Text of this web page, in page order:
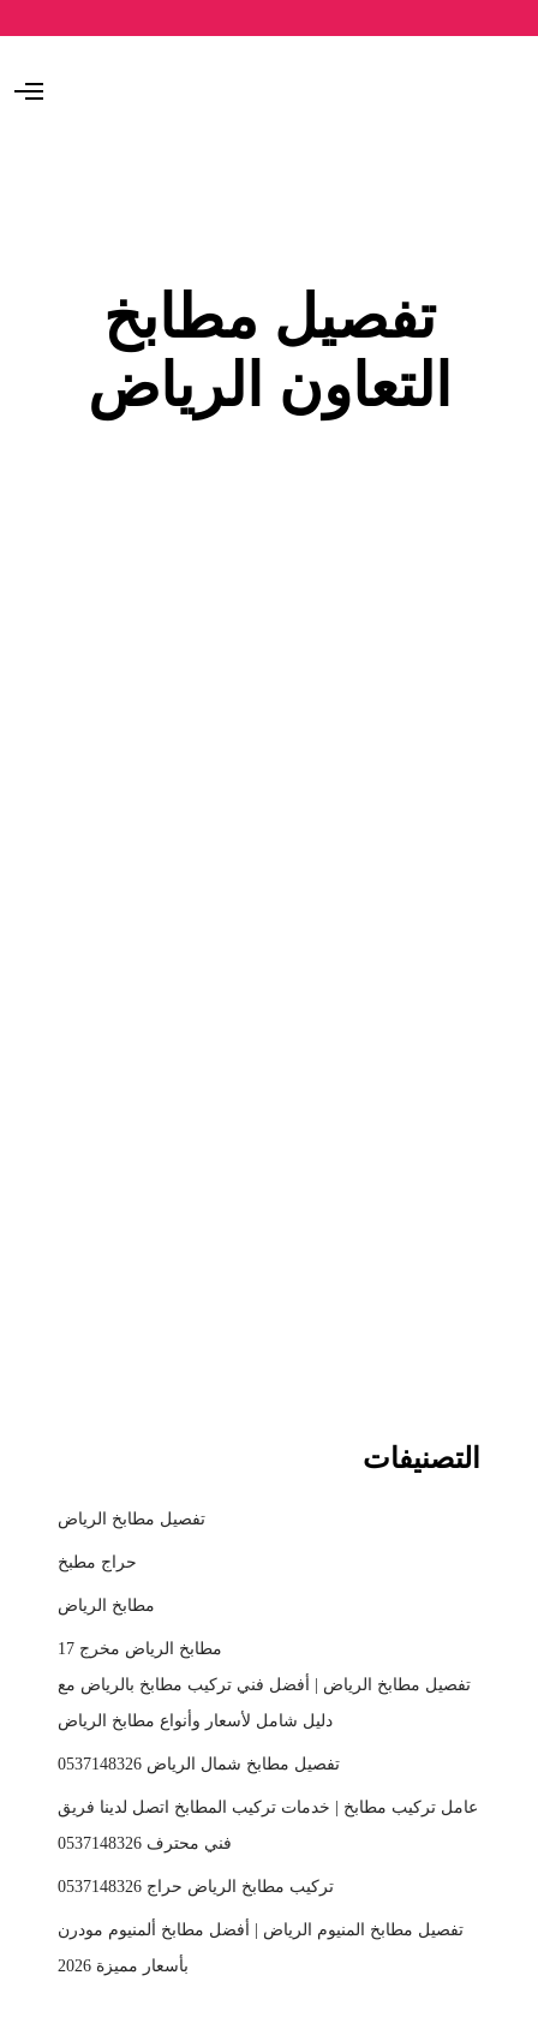
O
تفصيل مطابخ
التعاون الرياض
التصنيفات
تفصيل مطابخ الرياض
حراج مطبخ
مطابخ الرياض
مطابخ الرياض مخرج 17
تفصيل مطابخ الرياض | أفضل فني تركيب مطابخ بالرياض مع
دليل شامل لأسعار وأنواع مطابخ الرياض
تفصيل مطابخ شمال الرياض 0537148326
عامل تركيب مطابخ | خدمات تركيب المطابخ اتصل لدينا فريق
فني محترف 0537148326
تركيب مطابخ الرياض حراج 0537148326
تفصيل مطابخ المنيوم الرياض | أفضل مطابخ ألمنيوم مودرن
بأسعار مميزة 2026